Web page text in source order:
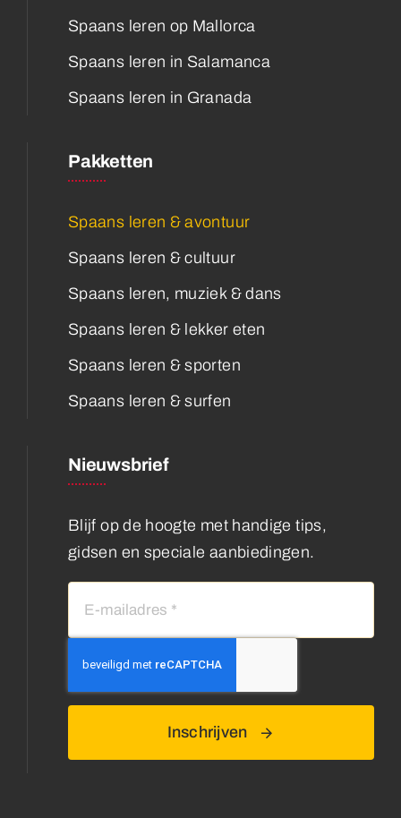
Spaans leren op Mallorca
Spaans leren in Salamanca
Spaans leren in Granada
Pakketten
Spaans leren & avontuur
Spaans leren & cultuur
Spaans leren, muziek & dans
Spaans leren & lekker eten
Spaans leren & sporten
Spaans leren & surfen
Nieuwsbrief
Blijf op de hoogte met handige tips,
gidsen en speciale aanbiedingen.
Inschrijven